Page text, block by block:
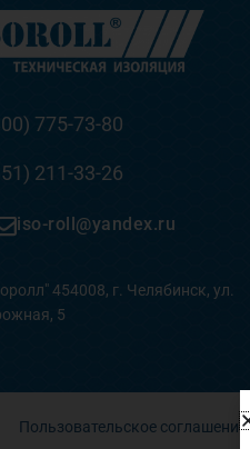
775-73-80
211-33-26
iso-roll@yandex.ru
454008, г. Челябинск, ул.
5
Пользовательское соглашение